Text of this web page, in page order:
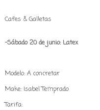
Cafes & Galletas
-Sábado 20 de junio: Latex
Modelo: A concretar
Make: Isabel Temprado
Tarifa: